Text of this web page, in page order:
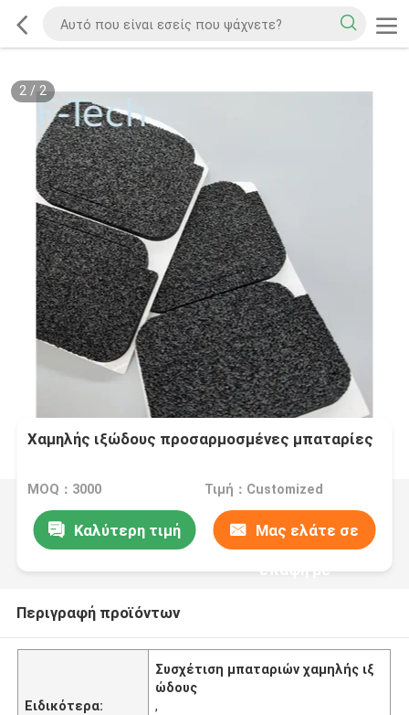
2/ 2
Χαμηλής ιξώδους προσαρμοσμένες μπαταρίες
MOQ：3000 Τιμή：Customized
Καλύτερη τιμή Μας ελάτε σε
επαφή με
Περιγραφή προϊόντων
Ειδικότερα:
Συσχέτιση μπαταριών χαμηλής ιξ
ώδους
,